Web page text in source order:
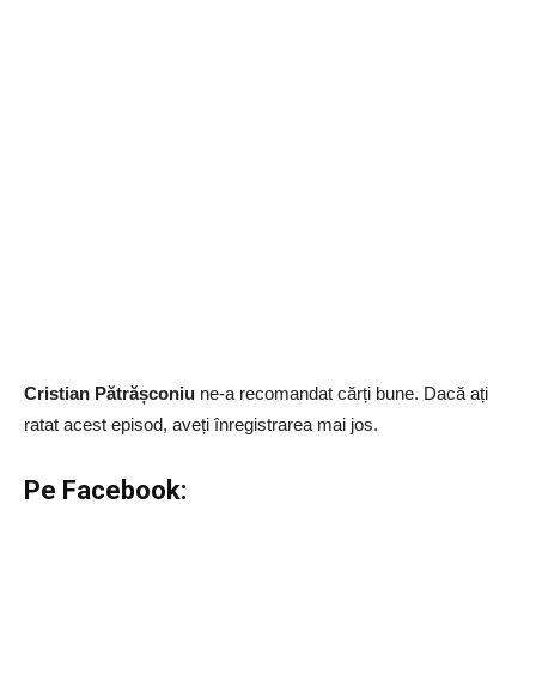
Cristian Pătrășconiu ne-a recomandat cărți bune. Dacă ați
ratat acest episod, aveți înregistrarea mai jos.
Pe Facebook: